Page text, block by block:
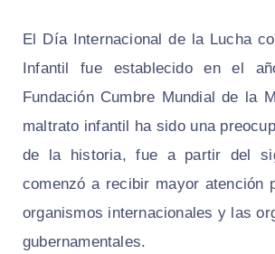
El Día Internacional de la Lucha
Infantil fue establecido en el
Fundación Cumbre Mundial de la
maltrato infantil ha sido una
de la historia, fue a partir del
comenzó a recibir mayor atención
organismos internacionales y las
gubernamentales.